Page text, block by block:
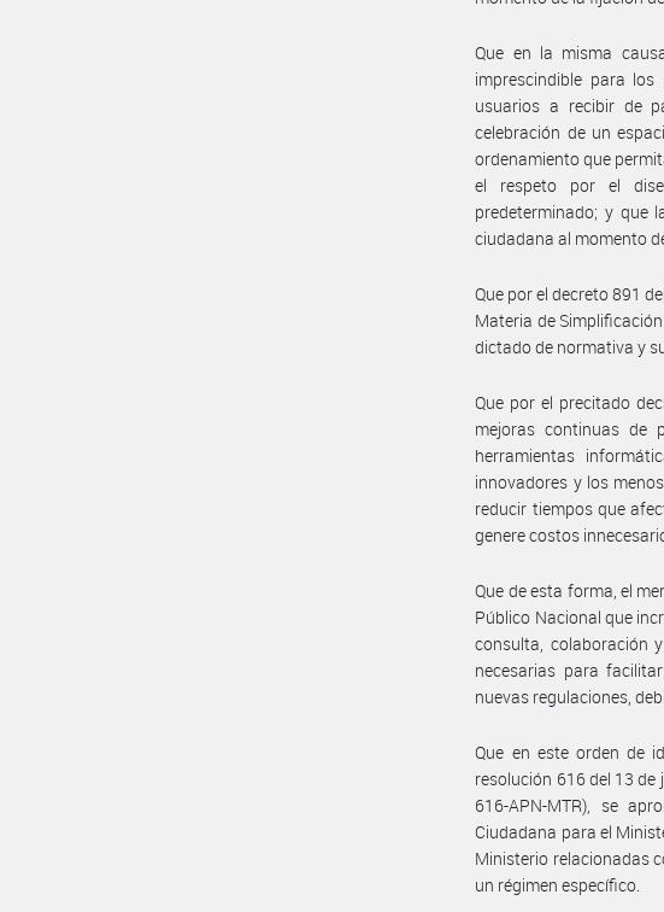
Que en la misma
imprescindible para
usuarios a recibir de
celebración de un
ordenamiento que
el respeto por el
predeterminado; y que
ciudadana al momento
Que por el decreto 891
Materia de
dictado de normativa y
Que por el precitado
mejoras continuas de
herramientas
innovadores y los
reducir tiempos que
genere costos
Que de esta forma, el
Público Nacional que
consulta, colaboración
necesarias para
nuevas regulaciones,
Que en este orden de
resolución 616 del 13 de
616-APN-MTR), se
Ciudadana para el
Ministerio relacionadas
un régimen específico.